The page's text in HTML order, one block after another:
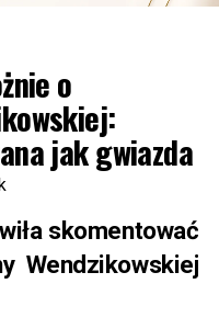
o
jak gwiazda
skomentować
Wendzikowskiej